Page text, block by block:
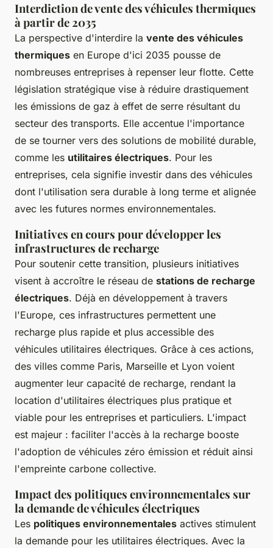
Interdiction de vente des véhicules thermiques
à partir de 2035
La perspective d'interdire la vente des véhicules
thermiques en Europe d'ici 2035 pousse de
nombreuses entreprises à repenser leur flotte. Cette
législation stratégique vise à réduire drastiquement
les émissions de gaz à effet de serre résultant du
secteur des transports. Elle accentue l'importance
de se tourner vers des solutions de mobilité durable,
comme les utilitaires électriques. Pour les
entreprises, cela signifie investir dans des véhicules
dont l'utilisation sera durable à long terme et alignée
avec les futures normes environnementales.
Initiatives en cours pour développer les
infrastructures de recharge
Pour soutenir cette transition, plusieurs initiatives
visent à accroître le réseau de stations de recharge
électriques. Déjà en développement à travers
l'Europe, ces infrastructures permettent une
recharge plus rapide et plus accessible des
véhicules utilitaires électriques. Grâce à ces actions,
des villes comme Paris, Marseille et Lyon voient
augmenter leur capacité de recharge, rendant la
location d'utilitaires électriques plus pratique et
viable pour les entreprises et particuliers. L'impact
est majeur : faciliter l'accès à la recharge booste
l'adoption de véhicules zéro émission et réduit ainsi
l'empreinte carbone collective.
Impact des politiques environnementales sur
la demande de véhicules électriques
Les politiques environnementales actives stimulent
la demande pour les utilitaires électriques. Avec la